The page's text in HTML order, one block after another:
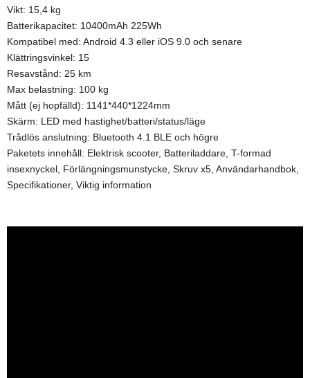
Vikt: 15,4 kg
Batterikapacitet: 10400mAh 225Wh
Kompatibel med: Android 4.3 eller iOS 9.0 och senare
Klättringsvinkel: 15
Resavstånd: 25 km
Max belastning: 100 kg
Mått (ej hopfälld): 1141*440*1224mm
Skärm: LED med hastighet/batteri/status/läge
Trådlös anslutning: Bluetooth 4.1 BLE och högre
Paketets innehåll: Elektrisk scooter, Batteriladdare, T-formad
insexnyckel, Förlängningsmunstycke, Skruv x5, Användarhandbok,
Specifikationer, Viktig information